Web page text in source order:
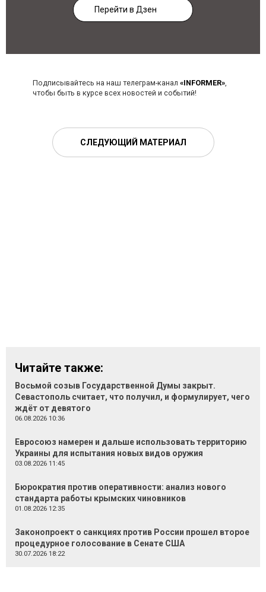
Перейти в Дзен
Подписывайтесь на наш телеграм-канал «INFORMER»,
чтобы быть в курсе всех новостей и событий!
СЛЕДУЮЩИЙ МАТЕРИАЛ
Читайте также:
Восьмой созыв Государственной Думы закрыт.
Севастополь считает, что получил, и формулирует, чего
ждёт от девятого
06.08.2026 10:36
Евросоюз намерен и дальше использовать территорию
Украины для испытания новых видов оружия
03.08.2026 11:45
Бюрократия против оперативности: анализ нового
стандарта работы крымских чиновников
01.08.2026 12:35
Законопроект о санкциях против России прошел второе
процедурное голосование в Сенате США
30.07.2026 18:22